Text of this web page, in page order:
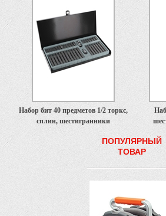
Набор бит 40 предметов 1/2 торкс,
сплин, шестигранники
ПОПУЛЯРНЫЙ
ТОВАР